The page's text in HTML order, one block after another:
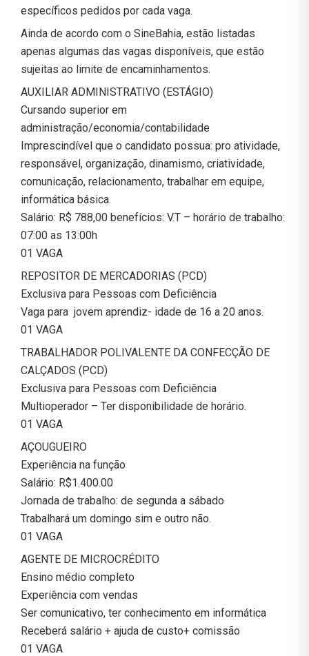
específicos pedidos por cada vaga.
Ainda de acordo com o SineBahia, estão listadas
apenas algumas das vagas disponíveis, que estão
sujeitas ao limite de encaminhamentos.
AUXILIAR ADMINISTRATIVO (ESTÁGIO)
Cursando superior em
administração/economia/contabilidade
Imprescindível que o candidato possua: pro atividade,
responsável, organização, dinamismo, criatividade,
comunicação, relacionamento, trabalhar em equipe,
informática básica.
Salário: R$ 788,00 benefícios: V.T – horário de trabalho:
07:00 as 13:00h
01 VAGA
REPOSITOR DE MERCADORIAS (PCD)
Exclusiva para Pessoas com Deficiência
Vaga para jovem aprendiz- idade de 16 a 20 anos.
01 VAGA
TRABALHADOR POLIVALENTE DA CONFECÇÃO DE
CALÇADOS (PCD)
Exclusiva para Pessoas com Deficiência
Multioperador – Ter disponibilidade de horário.
01 VAGA
AÇOUGUEIRO
Experiência na função
Salário: R$1.400.00
Jornada de trabalho: de segunda a sábado
Trabalhará um domingo sim e outro não.
01 VAGA
AGENTE DE MICROCRÉDITO
Ensino médio completo
Experiência com vendas
Ser comunicativo, ter conhecimento em informática
Receberá salário + ajuda de custo+ comissão
01 VAGA